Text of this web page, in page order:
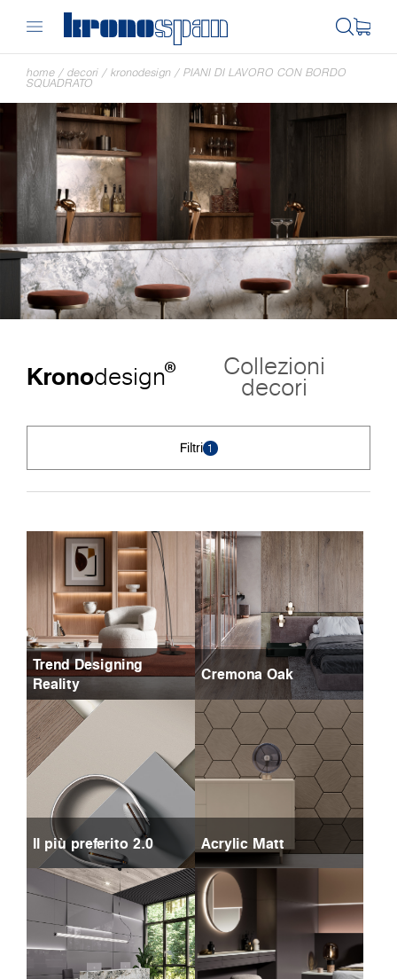
home / decori / kronodesign / PIANI DI LAVORO CON BORDO
SQUADRATO
Kronodesign® Collezioni
decori
Filtri 1
Trend Designing
Reality
Cremona Oak
Il più preferito 2.0 Acrylic Matt